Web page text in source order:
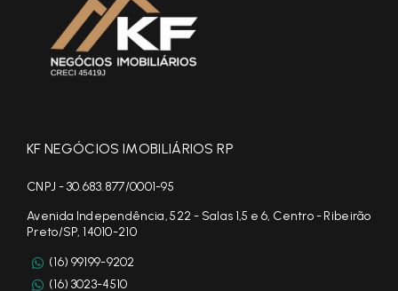
KF NEGÓCIOS IMOBILIÁRIOS RP
CNPJ - 30.683.877/0001-95
Avenida Independência, 522 - Salas 1,5 e 6, Centro - Ribeirão
Preto/SP, 14010-210
(16) 99199-9202
(16) 3023-4510